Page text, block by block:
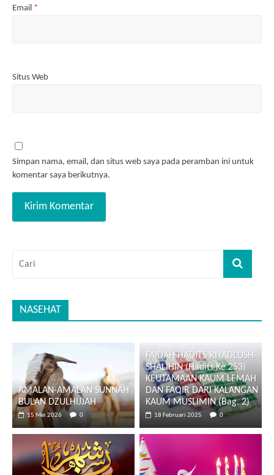
Email *
Situs Web
Simpan nama, email, dan situs web saya pada peramban ini untuk
komentar saya berikutnya.
NASEHAT
AMALAN-AMALAN SUNNAH
BULAN DZULHIJJAH
15 Mei 2026 0
FAIDAH HADITS RIYADLUSH-
SHALIHIN (Hadits Ke 253)
KEUTAMAAN KAUM LEMAH
DAN FAQIR DARI KALANGAN
KAUM MUSLIMIN (Bag. 2)
18 Februari 2025 0